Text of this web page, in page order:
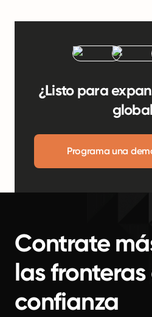
¿Listo para
Programa una
Contrate
las fronteras
confianza